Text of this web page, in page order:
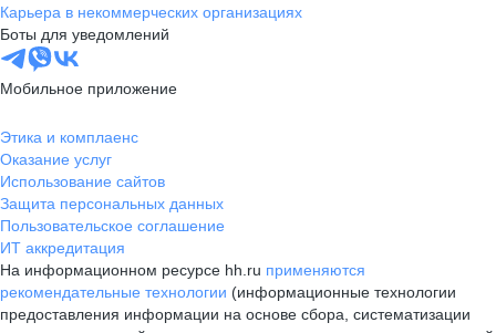
Карьера в некоммерческих организациях
Боты для уведомлений
Мобильное приложение
Этика и комплаенс
Оказание услуг
Использование сайтов
Защита персональных данных
Пользовательское соглашение
ИТ аккредитация
На информационном ресурсе hh.ru применяются
рекомендательные технологии (информационные технологии
предоставления информации на основе сбора, систематизации